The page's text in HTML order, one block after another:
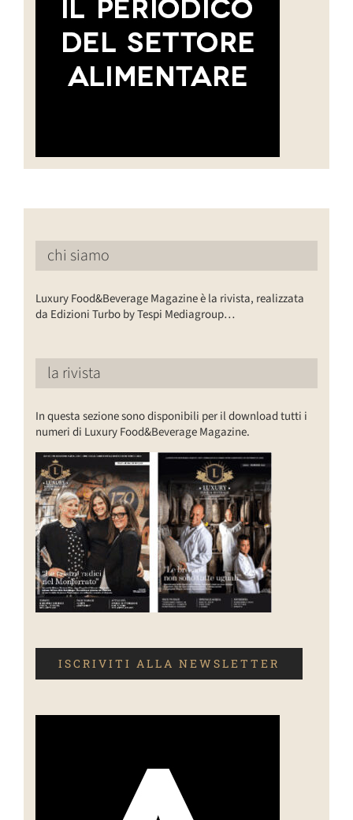
chi siamo
Luxury Food&Beverage Magazine è la rivista, realizzata
da Edizioni Turbo by Tespi Mediagroup…
la rivista
In questa sezione sono disponibili per il download tutti i
numeri di Luxury Food&Beverage Magazine.
ISCRIVITI ALLA NEWSLETTER